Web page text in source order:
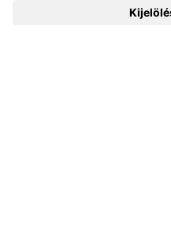
wellness kínálatunk a